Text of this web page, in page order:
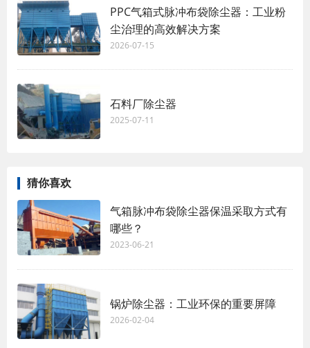
PPC气箱式脉冲布袋除尘器：工业粉
尘治理的高效解决方案
2026-07-15
石料厂除尘器
2025-07-11
猜你喜欢
气箱脉冲布袋除尘器保温采取方式有
哪些？
2023-06-21
锅炉除尘器：工业环保的重要屏障
2026-02-04